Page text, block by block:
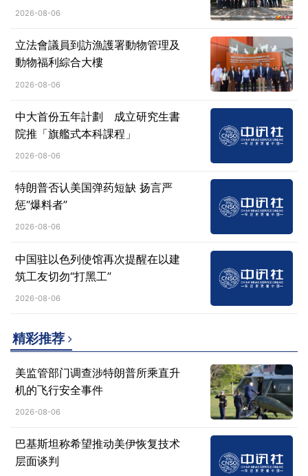
成果
2026-08-06
立法會議員到訪漁護署動物管理及
動物福利綜合大樓
2026-08-06
中大首份五年計劃 成立研究生書
院推「旗艦式本科課程」
2026-08-06
特朗普否认美国弹药短缺 扬言严
惩“爆料者”
2026-08-06
中国驻以色列使馆再次提醒在以建
筑工友切勿“打黑工”
2026-08-06
精彩推荐
美监管部门调查涉特朗普所乘直升
机的飞行安全事件
2026-08-06
巴基斯坦称希望推动美伊恢复技术
层面谈判